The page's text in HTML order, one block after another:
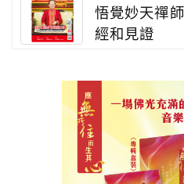
悟覺妙天禪
經和見證